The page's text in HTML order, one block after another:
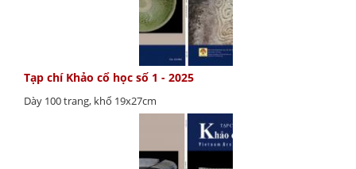
Tạp chí Khảo cổ học số 1 - 2025
Dày 100 trang, khổ 19x27cm